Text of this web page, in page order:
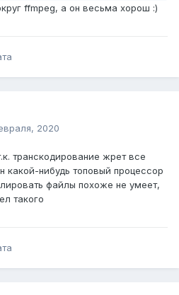
ffmpeg, а он весьма хорош :)
2020
транскодирование жрет все
какой-нибудь топовый процессор
файлы похоже не умеет,
такого